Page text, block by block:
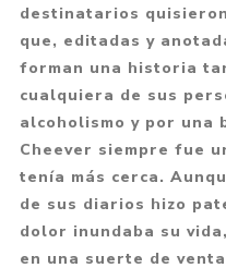
destinatarios
que, editadas y
forman una historia
cualquiera de sus
alcoholismo y por una
Cheever siempre fue
tenía más cerca.
de sus diarios hizo
dolor inundaba su
en una suerte de